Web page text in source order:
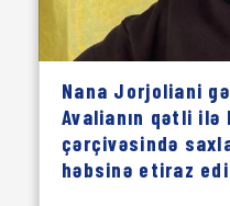
Nana Jorjoliani
Avalianın qətli ilə
çərçivəsində
həbsinə etiraz